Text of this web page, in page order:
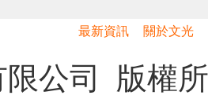
最新資訊 關於文光
公司 版權